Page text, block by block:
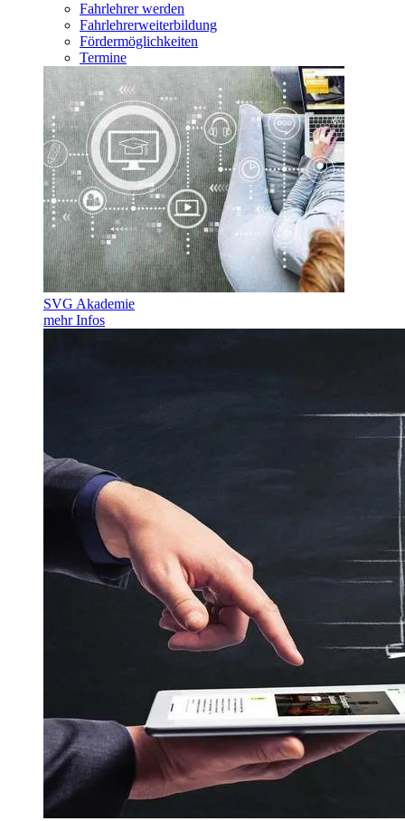
Fahrlehrer werden
Fahrlehrerweiterbildung
Fördermöglichkeiten
Termine
SVG Akademie
mehr Infos